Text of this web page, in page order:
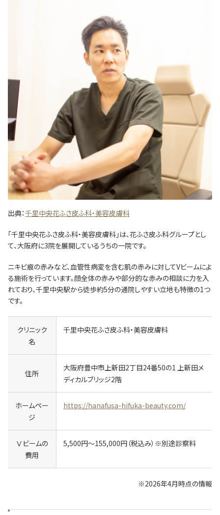
出典：千里中央花ふさ皮ふ科・美容皮膚科
「千里中央花ふさ皮ふ科・美容皮膚科」は、花ふさ皮ふ科グループとし
て、大阪府に3院を展開しているうちの一院です。
ニキビ痕の赤みなど、血管性病変を含む肌の赤みに対してVビームによ
る施術を行っています。顔全体の赤みや部分的な赤みの相談に力を入
れており、千里中央駅から徒歩約5分の通院しやすい立地も特徴の1つ
です。
クリニック
名
千里中央花ふさ皮ふ科・美容皮膚科
住所
大阪府豊中市上新田2丁目24番50の1 上新田メ
ディカルブリッジ2階
ホームペー
ジ
https://hanafusa-hifuka-beauty.com/
Ⅴビームの
費用
5,500円～155,000円（税込み）※別途診察料
※2026年4月時点の情報